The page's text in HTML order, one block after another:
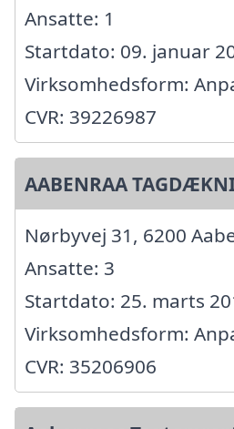
Ansatte: 1
Startdato: 09. januar
Virksomhedsform:
CVR: 39226987
AABENRAA
Nørbyvej 31, 6200
Ansatte: 3
Startdato: 25. marts
Virksomhedsform:
CVR: 35206906